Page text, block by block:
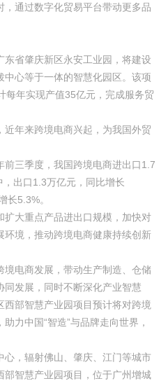
通过数字化贸易平台带动更多品
省肇庆新区永安工业园，将建设
中心等于一体的智慧化园区。该项
每年实现产值35亿元，完成服务贸
年来跨境电商兴起，为我国外贸
三季度，我国跨境电商进出口1.7
出口1.3万亿元，同比增长
长5.3%。
大重点产品进出口规模，加快对
境，推动跨境电商健康持续创新
电商发展，带动生产制造、仓储
发展，同时不断深化产业智慧
部智慧产业园项目预计将对跨境
力中国“智造”与品牌走向世界，
心，辐射佛山、肇庆、江门等城市
智慧产业园项目，位于广州增城